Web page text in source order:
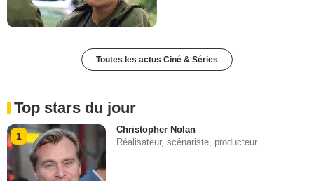
Toutes les actus Ciné & Séries
Top stars du jour
1
Christopher Nolan
Réalisateur, scénariste, producteur